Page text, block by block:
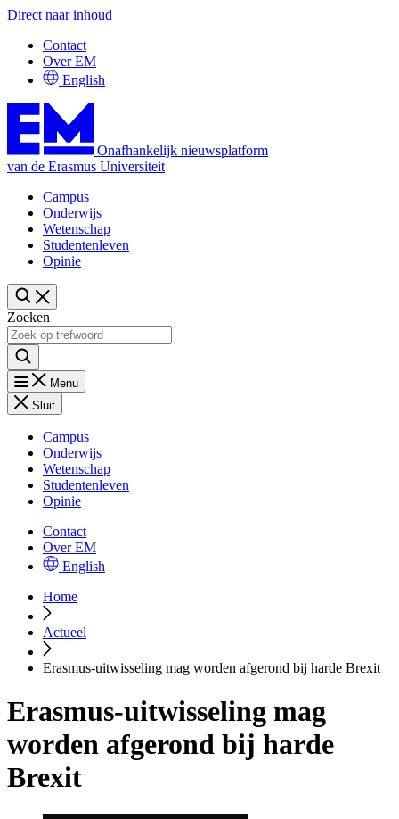
Direct naar inhoud
Contact
Over EM
English
Onafhankelijk nieuwsplatform
van de Erasmus Universiteit
Campus
Onderwijs
Wetenschap
Studentenleven
Opinie
Zoeken
Menu
Sluit
Campus
Onderwijs
Wetenschap
Studentenleven
Opinie
Contact
Over EM
English
Home
Actueel
Erasmus-uitwisseling mag worden afgerond bij harde Brexit
Erasmus-uitwisseling mag
worden afgerond bij harde
Brexit